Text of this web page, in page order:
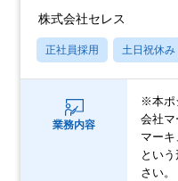
株式会社セレス
正社員採用 土日祝休み
業務内容
※本ポ
会社マ
マー
とい
さい。